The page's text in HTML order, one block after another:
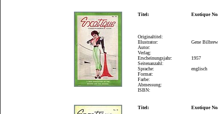
Titel: Exotique
Originaltitel:
Illustrator:
Autor:
Verlag:
Erscheinungsjahr:
Seitenanzahl:
Sprache:
Format:
Farbe:
Abmessung:
ISBN:
Gene Bilbrew
1957
englisch
Titel: Exotique